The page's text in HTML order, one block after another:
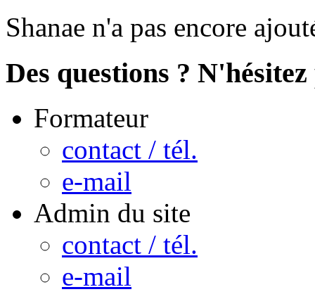
Shanae n'a pas encore
Des questions ?
Formateur
contact / tél.
e-mail
Admin du site
contact / tél.
e-mail